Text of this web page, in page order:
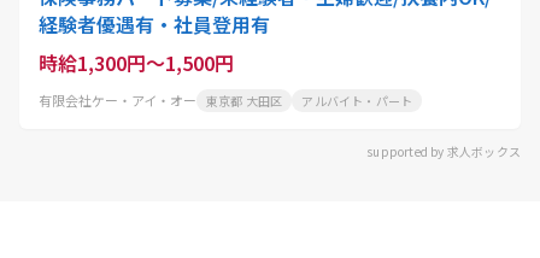
経験者優遇有・社員登用有
時給1,300円～1,500円
有限会社ケー・アイ・オー 東京都 大田区 アルバイト・パート
supported by 求人ボックス